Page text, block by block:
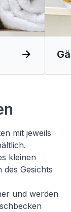
mit jeweils
kleinen
des Gesichts
und werden